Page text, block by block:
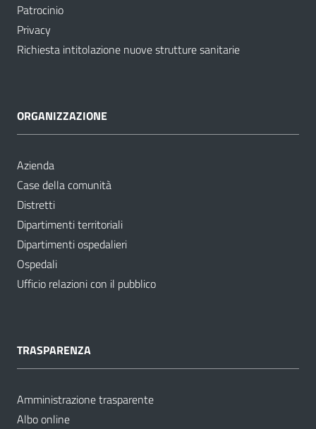
Patrocinio
Privacy
Richiesta intitolazione nuove strutture sanitarie
ORGANIZZAZIONE
Azienda
Case della comunità
Distretti
Dipartimenti territoriali
Dipartimenti ospedalieri
Ospedali
Ufficio relazioni con il pubblico
TRASPARENZA
Amministrazione trasparente
Albo online